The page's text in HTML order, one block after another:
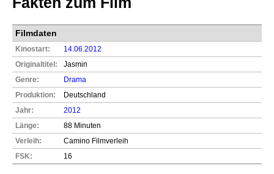
Filmdaten
Kinostart:
14.06.2012
Originaltitel:
Jasmin
Genre:
Drama
Produktion:
Deutschland
Jahr:
2012
Länge:
88 Minuten
Verleih:
Camino Filmverleih
FSK:
16